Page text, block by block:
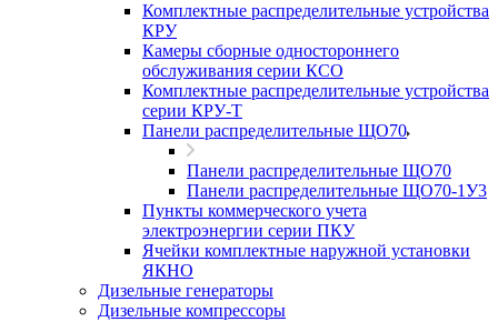
Комплектные распределительные устройства
КРУ
Камеры сборные одностороннего
обслуживания серии КСО
Комплектные распределительные устройства
серии КРУ-Т
Панели распределительные ЩО70
Панели распределительные ЩО70
Панели распределительные ЩО70-1У3
Пункты коммерческого учета
электроэнергии серии ПКУ
Ячейки комплектные наружной установки
ЯКНО
Дизельные генераторы
Дизельные компрессоры